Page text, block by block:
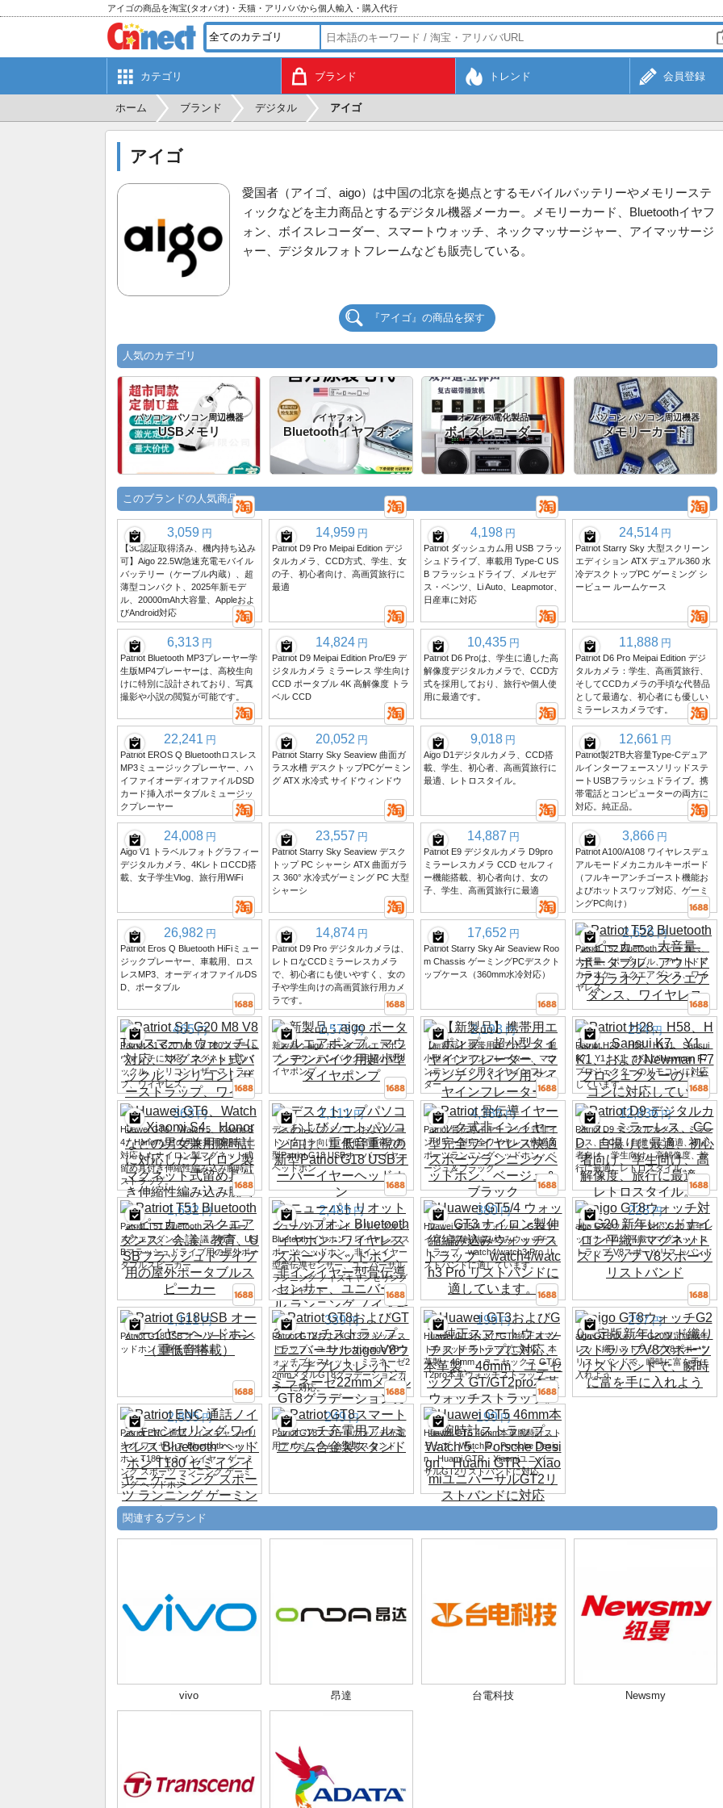
アイゴの商品を淘宝(タオバオ)・天猫・アリババから個人輸入・購入代行
カテゴリ ブランド トレンド 会員登録
ホーム ブランド デジタル アイゴ
アイゴ
愛国者（アイゴ、aigo）は中国の北京を拠点とするモバイルバッテリーやメモリーステ
ィックなどを主力商品とするデジタル機器メーカー。メモリーカード、Bluetoothイヤフ
ォン、ボイスレコーダー、スマートウォッチ、ネックマッサージャー、アイマッサージ
ャー、デジタルフォトフレームなども販売している。
『アイゴ』の商品を探す
人気のカテゴリ
パソコン パソコン周辺機器
USBメモリ
イヤフォン
Bluetoothイヤフォン
オフィス電化製品
ボイスレコーダー
パソコン パソコン周辺機器
メモリーカード
このブランドの人気商品
3,059 円
【3C認証取得済み、機内持ち込み
可】Aigo 22.5W急速充電モバイル
バッテリー（ケーブル内蔵）、超
薄型コンパクト、2025年新モデ
ル、20000mAh大容量、Appleおよ
びAndroid対応
14,959 円
Patriot D9 Pro Meipai Edition デジ
タルカメラ、CCD方式、学生、女
の子、初心者向け、高画質旅行に
最適
4,198 円
Patriot ダッシュカム用 USB フラッ
シュドライブ、車載用 Type-C US
B フラッシュドライブ、メルセデ
ス・ベンツ、Li Auto、Leapmotor、
日産車に対応
24,514 円
Patriot Starry Sky 大型スクリーン
エディション ATX デュアル360 水
冷デスクトップPC ゲーミング シ
ービュー ルームケース
6,313 円
Patriot Bluetooth MP3プレーヤー学
生版MP4プレーヤーは、高校生向
けに特別に設計されており、写真
撮影や小説の閲覧が可能です。
14,824 円
Patriot D9 Meipai Edition Pro/E9 デ
ジタルカメラ ミラーレス 学生向け
CCD ポータブル 4K 高解像度 トラ
ベル CCD
10,435 円
Patriot D6 Proは、学生に適した高
解像度デジタルカメラで、CCD方
式を採用しており、旅行や個人使
用に最適です。
11,888 円
Patriot D6 Pro Meipai Edition デジ
タルカメラ：学生、高画質旅行、
そしてCCDカメラの手頃な代替品
として最適な、初心者にも優しい
ミラーレスカメラです。
22,241 円
Patriot EROS Q Bluetoothロスレス
MP3ミュージックプレーヤー、ハ
イファイオーディオファイルDSD
カード挿入ポータブルミュージッ
クプレーヤー
20,052 円
Patriot Starry Sky Seaview 曲面ガ
ラス水槽 デスクトップPCゲーミン
グ ATX 水冷式 サイドウィンドウ
9,018 円
Aigo D1デジタルカメラ、CCD搭
載、学生、初心者、高画質旅行に
最適、レトロスタイル。
12,661 円
Patriot製2TB大容量Type-Cデュア
ルインターフェースソリッドステ
ートUSBフラッシュドライブ。携
帯電話とコンピューターの両方に
対応。純正品。
24,008 円
Aigo V1 トラベルフォトグラフィー
デジタルカメラ、4KレトロCCD搭
載、女子学生Vlog、旅行用WiFi
23,557 円
Patriot Starry Sky Seaview デスク
トップ PC シャーシ ATX 曲面ガラ
ス 360° 水冷式ゲーミング PC 大型
シャーシ
14,887 円
Patriot E9 デジタルカメラ D9pro
ミラーレスカメラ CCD セルフィ
ー機能搭載、初心者向け、女の
子、学生、高画質旅行に最適
3,866 円
Patriot A100/A108 ワイヤレスデュ
アルモードメカニカルキーボード
（フルキーアンチゴースト機能お
よびホットスワップ対応、ゲーミ
ングPC向け）
26,982 円
Patriot Eros Q Bluetooth HiFiミュー
ジックプレーヤー、車載用、ロス
レスMP3、オーディオファイルDS
D、ポータブル
14,874 円
Patriot D9 Pro デジタルカメラは、
レトロなCCDミラーレスカメラ
で、初心者にも使いやすく、女の
子や学生向けの高画質旅行用カメ
ラです。
17,652 円
Patriot Starry Sky Air Seaview Roo
m Chassis ゲーミングPCデスクト
ップケース（360mm水冷対応）
2,626 円
Patriot T52 Bluetoothスピーカー、
大音量、ポータブル、アウトドア
カラオケ、スクエアダンス、ワイ
ヤレス
465 円
Patriot S1 G20 M8 V8 T80スマート
ウォッチに対応、マグネット式バ
ックル、シリコンレザーストラッ
プ、ワイヤレス。
2,573 円
新製品：aigo ポータブルエアポン
プ、マウンテンバイク用超小型タ
イヤポンプ
2,193 円
【新製品】携帯用エアポンプ、超
小型タイヤインフレーター、マウ
ンテンバイク用タイヤインフレー
ター
234 円
Patriot H28、H58、H131、Sansui
K7、Y1、K1、およびNewman F7
プロジェクターのリモコンに対応
しています。
363 円
Huawei GT6、Watch 5、Xiaomi S
4、Honorなどの男女兼用腕時計に
対応したナイロン製マグネット式
留め具付き伸縮性編み込み腕時計
ストラップ。
1,111 円
デスクトップパソコンおよびノー
トパソコン向け、重低音重視の新
型Patriot G18 USBオーバーイヤー
ヘッドホン
4,386 円
Patriot 骨伝導イヤーフック式非イ
ンイヤー型完全ワイヤレス快適ス
ポーツランニングヘッドホン、ベ
ージュ＆ブラック
12,836 円
Patriot D9 デジタルカメラ、ミラー
レス、CCD、自撮りに最適、初心
者向け、学生向け、高解像度、旅
行に最適、レトロスタイル。
1,632 円
Patriot T51 Bluetoothスピーカー、
スクエアダンス、会議、教育、US
Bフラッシュドライブ用の屋外ポー
タブルスピーカー
2,485 円
ニューパトリオット クリップオン
Bluetooth イヤホン - ワイヤレス ス
ポーツ ヘッドホン、非インイヤー
型骨伝導センサー、ユニバーサル
ランニング ノイズキャンセリング
ヘッドセット
380 円
Huawei GT5/4 ウォッチ、GT3 ナ
イロン製伸縮編み込みウォッチス
トラップ、watch4/watch3 Pro リ
ストバンドに適しています。
228 円
aigo GT8ウォッチ対応 G20 新年レ
ッドナイロン平織りマグネットス
トラップ V8スポーツリストバンド
1,111 円
Patriot G18USB オーバーイヤーヘ
ッドホン（重低音搭載）
339 円
Patriot GT8およびGT3ウォッチス
トラップ、ユニバーサルaigo V8ウ
ォッチブレスレット、ミラネーゼ2
2mmメタルGT8グラデーションカ
ラーに対応。
199 円
Huawei GT3およびGT4純正スマー
トウォッチストラップに対応、本
革製、46mm、ユニセックス GT/G
T2pro本革ウォッチストラップ。
257 円
aigo GT8ウォッチG20限定版新年
レッド織りストラップV8スポーツ
リストバンドで、瞬時に富を手に
入れよう
2,895 円
Patriot ENC 通話ノイズキャンセリ
ング ワイヤレス Bluetooth ヘッド
ホン T180 セミインイヤー ゲーミ
ング スポーツ ランニング ゲーミ
ング ヘッドホン
249 円
Patriot GT8スマートウォッチ充電
用アルミニウム合金製スタンド
199 円
Huawei GT5 46mm本革腕時計スト
ラップ、Watch 5、Porsche Desig
n、Huami GTR、Xiaomiユニバー
サルGT2リストバンドに対応
関連するブランド
vivo 昂達 台電科技 Newsmy